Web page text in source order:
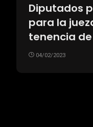
Diputados
para la
tenencia
04/02/2023